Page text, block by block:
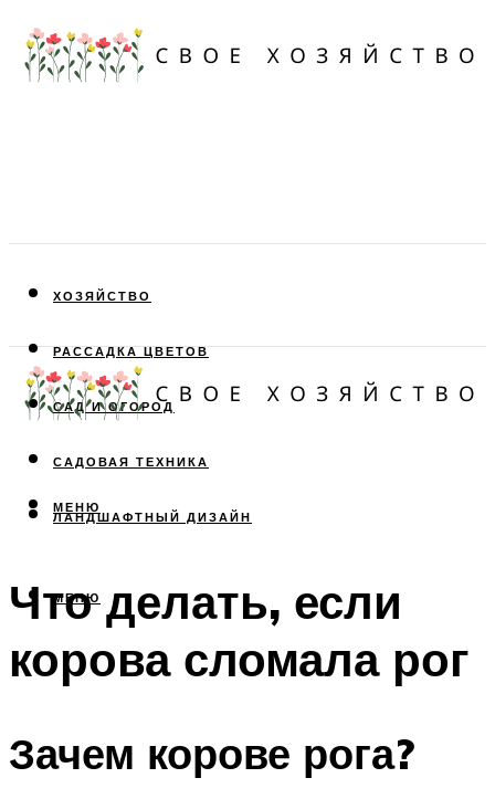
ХОЗЯЙСТВО
РАССАДКА ЦВЕТОВ
САД И ОГОРОД
САДОВАЯ ТЕХНИКА
ЛАНДШАФТНЫЙ ДИЗАЙН
МЕНЮ
МЕНЮ
Что делать, если
корова сломала рог
Зачем корове рога?